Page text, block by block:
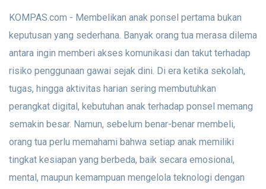
KOMPAS.com - Membelikan anak ponsel pertama bukan
keputusan yang sederhana. Banyak orang tua merasa dilema
antara ingin memberi akses komunikasi dan takut terhadap
risiko penggunaan gawai sejak dini. Di era ketika sekolah,
tugas, hingga aktivitas harian sering membutuhkan
perangkat digital, kebutuhan anak terhadap ponsel memang
semakin besar. Namun, sebelum benar-benar membeli,
orang tua perlu memahami bahwa setiap anak memiliki
tingkat kesiapan yang berbeda, baik secara emosional,
mental, maupun kemampuan mengelola teknologi dengan